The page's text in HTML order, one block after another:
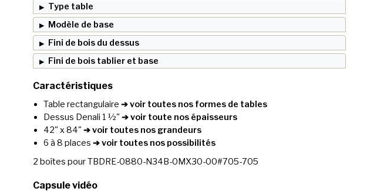
Type table
Modèle de base
Fini de bois du dessus
Fini de bois tablier et base
Caractéristiques
Table rectangulaire ➔ voir toutes nos formes de tables
Dessus Denali 1 ½" ➔ voir toute nos épaisseurs
42" x 84" ➔ voir toutes nos grandeurs
6 à 8 places ➔ voir toutes nos possibilités
2 boîtes pourTBDRE-0880-N34B-0MX30-00#705-705
Capsule vidéo